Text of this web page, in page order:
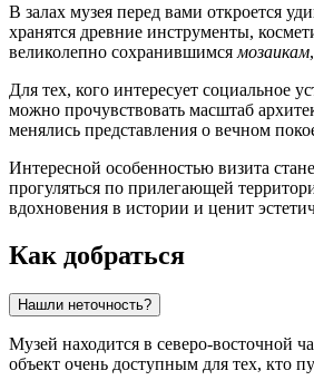
В залах музея перед вами откроется
хранятся древние инструменты,
великолепно сохранившимся мозаикам
Для тех, кого интересует социальное
можно прочувствовать масштаб
менялись представления о вечном
Интересной особенностью визита
прогуляться по прилегающей
вдохновения в истории и ценит
Как добраться
Нашли неточность?
Музей находится в северо-восточной
объект очень доступным для тех, кто